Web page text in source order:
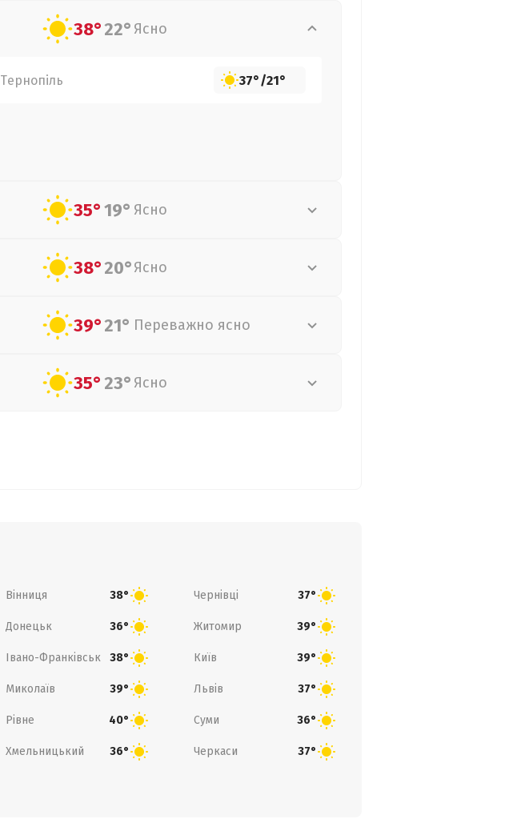
38°22° Ясно
Тернопіль 37°/21°
35°19° Ясно
38°20°Ясно
39°21° Переважно ясно
35°23° Ясно
Вінниця 38° Чернівці 37°
Донецьк 36° Житомир 39°
Івано-Франківськ 38° Київ 39°
Миколаїв 39° Львів 37°
Рівне 40° Суми 36°
Хмельницький 36° Черкаси 37°